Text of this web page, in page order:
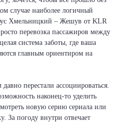
случае наиболее логичный
Хмельницкий – Жешув от KLR
перевозка пассажиров между
система заботы, где ваша
главным ориентиром на
перестали ассоциироваться.
наконец-то уделить
новую серию сериала или
За погоду внутри отвечает